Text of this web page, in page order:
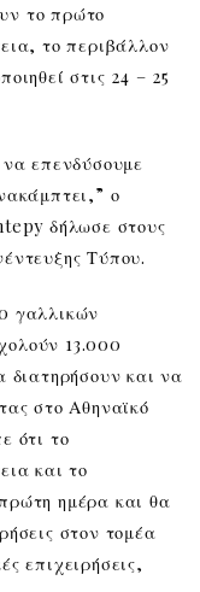
το πρώτο
το περιβάλλον
στις 24 – 25
επενδύσουμε
ο
δήλωσε στους
Τύπου.
γαλλικών
13.000
διατηρήσουν και να
στο Αθηναϊκό
ότι το
και το
ημέρα και θα
στον τομέα
επιχειρήσεις,